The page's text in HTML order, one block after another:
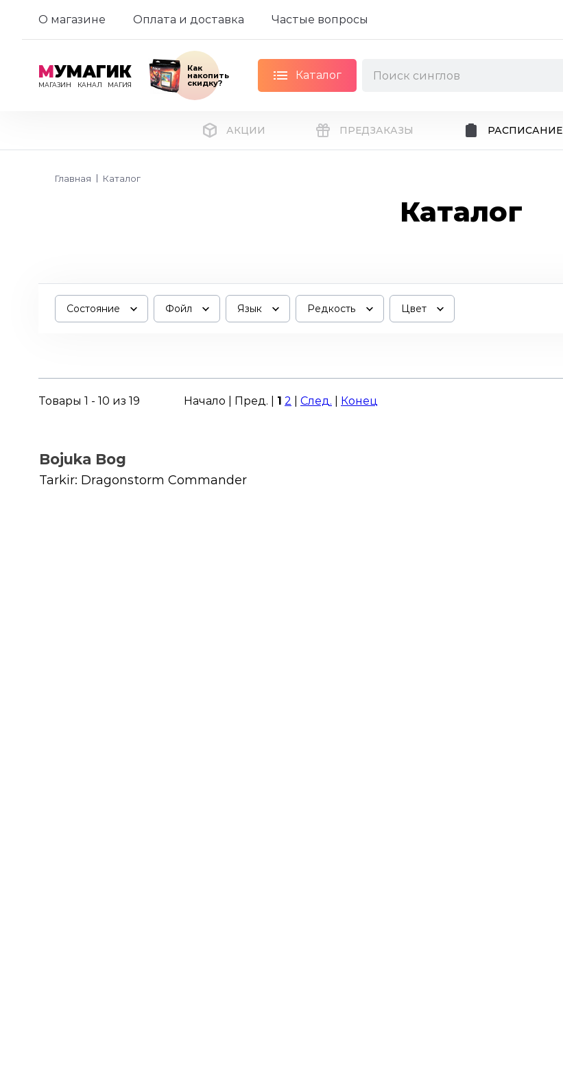
О магазине Оплата и доставка Частые вопросы
МУМАГИК
МАГАЗИН КАНАЛ МАГИЯ
Как
накопить
скидку?
Каталог
АКЦИИ ПРЕДЗАКАЗЫ РАСПИСАНИЕ
Главная Каталог
Каталог
Состояние Фойл Язык Редкость Цвет
Товары 1 - 10 из 19 Начало | Пред. | 1 2 След. Конец
Bojuka Bog
Tarkir: Dragonstorm Commander